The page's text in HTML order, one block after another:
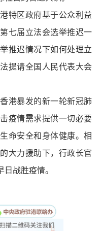
区政府基于公众利益
七届立法会选举推迟一
推迟情况下如何处理立
提请全国人民代表大会
暴发的新一轮新冠肺
疫情需求提供一切必要
命安全和身体健康。相
大力援助下，行政长官
战胜疫情。